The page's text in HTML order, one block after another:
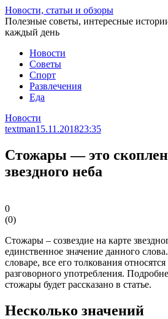
Перейти
к
статье
Новости, статьи и обзоры
Полезные советы, интересные
каждый день
Новости
Советы
Спорт
Развлечения
Еда
Новости
textman15.11.201823:35
Стожары — это
звездного неба
0
(0)
Стожары – созвездие на карте
единственное значение данного
словаре, все его толкования
разговорного употребления.
стожары будет рассказано в статье.
Несколько значений